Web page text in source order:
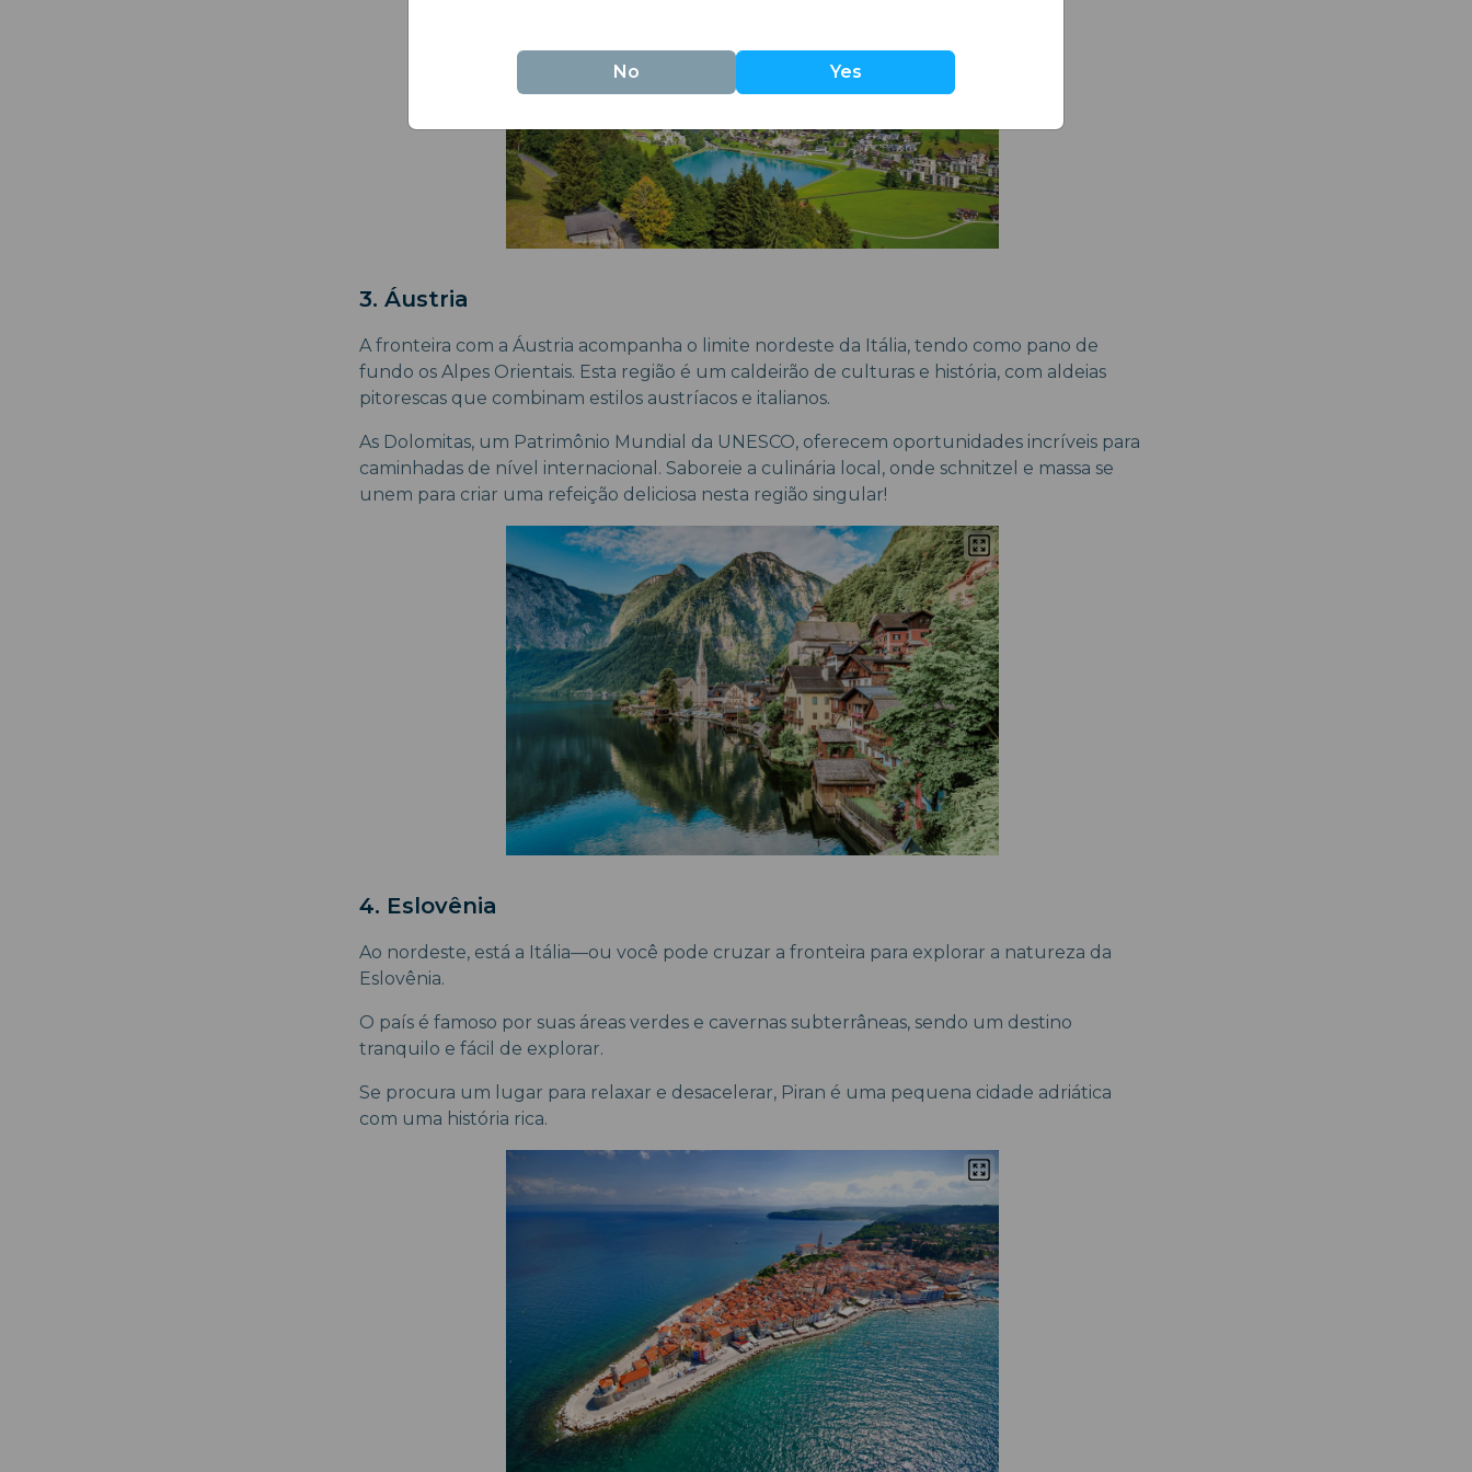
3. Áustria
A fronteira com a Áustria acompanha o limite nordeste da Itália, tendo como pano de
fundo os Alpes Orientais. Esta região é um caldeirão de culturas e história, com aldeias
pitorescas que combinam estilos austríacos e italianos.
As Dolomitas, um Patrimônio Mundial da UNESCO, oferecem oportunidades incríveis para
caminhadas de nível internacional. Saboreie a culinária local, onde schnitzel e massa se
unem para criar uma refeição deliciosa nesta região singular!
4. Eslovênia
Ao nordeste, está a Itália—ou você pode cruzar a fronteira para explorar a natureza da
Eslovênia.
O país é famoso por suas áreas verdes e cavernas subterrâneas, sendo um destino
tranquilo e fácil de explorar.
Se procura um lugar para relaxar e desacelerar, Piran é uma pequena cidade adriática
com uma história rica.
No Yes